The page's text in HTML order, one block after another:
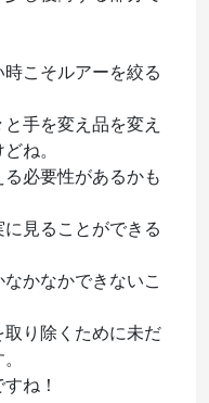
こそルアーを絞る
手を変え品を変え
ね。
必要性があるかも
見ることができる
なかなかできないこ
り除くために未だ
ね！